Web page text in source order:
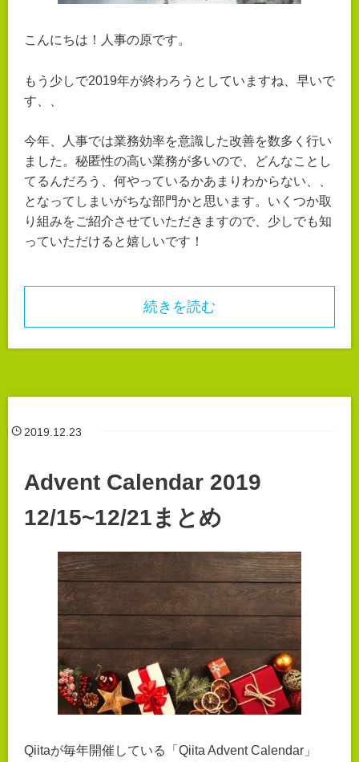
こんにちは！人事の原です。
もう少しで2019年が終わろうとしていますね、早いで
す、、
今年、人事では業務効率を意識した改善を数多く行い
ました。秘匿性の高い業務が多いので、どんなことし
てるんだろう、何やっているかあまりわからない、、
となってしまいがちな部門かと思います。いくつか取
り組みをご紹介させていただきますので、少しでも知
っていただけると嬉しいです！
続きを読む
2019.12.23
Advent Calendar 2019
12/15~12/21まとめ
Qiitaが毎年開催している「Qiita Advent Calendar」